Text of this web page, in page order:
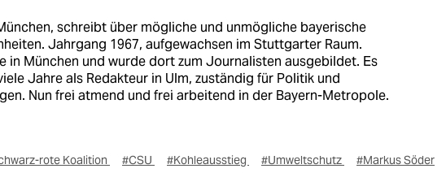
schreibt über mögliche und unmögliche bayerische
Jahrgang 1967, aufgewachsen im Stuttgarter Raum.
in München und wurde dort zum Journalisten ausgebildet. Es
Jahre als Redakteur in Ulm, zuständig für Politik und
Nun frei atmend und frei arbeitend in der Bayern-Metropole.
rote Koalition #CSU #Kohleausstieg #Umweltschutz #Markus Söder